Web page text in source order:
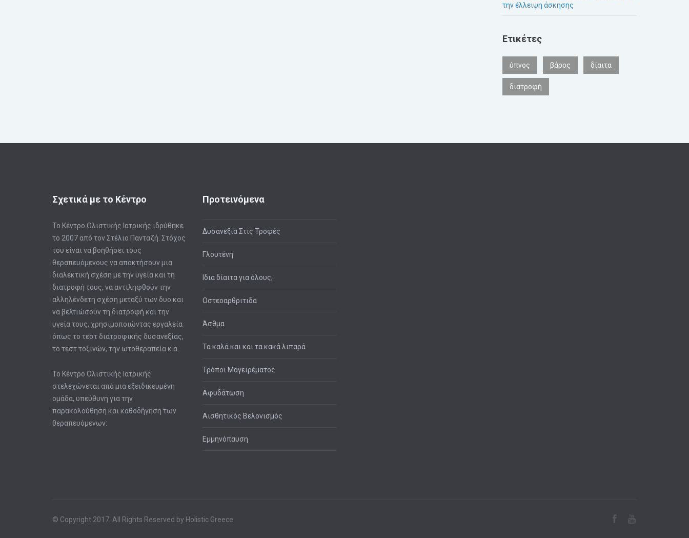
την έλλειψη άσκησης
Ετικέτες
ύπνος βάρος δίαιτα
διατροφή
Σχετικά με το Κέντρο
Το Κέντρο Ολιστικής Ιατρικής ιδρύθηκε
το 2007 από τον Στέλιο Πανταζή. Στόχος
του είναι να βοηθήσει τους
θεραπευόμενους να αποκτήσουν μια
διαλεκτική σχέση με την υγεία και τη
διατροφή τους, να αντιληφθούν την
αλληλένδετη σχέση μεταξύ των δυο και
να βελτιώσουν τη διατροφή και την
υγεία τους, χρησιμοποιώντας εργαλεία
όπως το τεστ διατροφικής δυσανεξίας,
το τεστ τοξινών, την ωτοθεραπεία κ.α.
Το Κέντρο Ολιστικής Ιατρικής
στελεχώνεται από μια εξειδικευμένη
ομάδα, υπεύθυνη για την
παρακολούθηση και καθοδήγηση των
θεραπευόμενων:
Προτεινόμενα
Δυσανεξία Στις Τροφές
Γλουτένη
Ιδια δίαιτα για όλους;
Οστεοαρθριτιδα
Άσθμα
Τα καλά και και τα κακά λιπαρά
Τρόποι Μαγειρέματος
Αφυδάτωση
Αισθητικός Βελονισμός
Εμμηνόπαυση
© Copyright 2017. All Rights Reserved by Holistic Greece